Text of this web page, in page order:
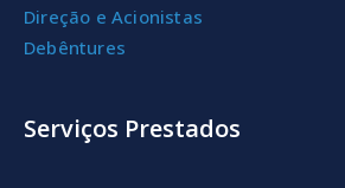
Direção e Acionistas
Debêntures
Serviços Prestados